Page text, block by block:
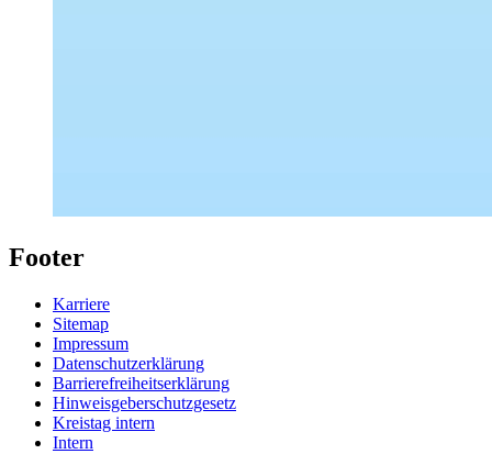
Footer
Karriere
Sitemap
Impressum
Datenschutzerklärung
Barrierefreiheitserklärung
Hinweisgeberschutzgesetz
Kreistag intern
Intern